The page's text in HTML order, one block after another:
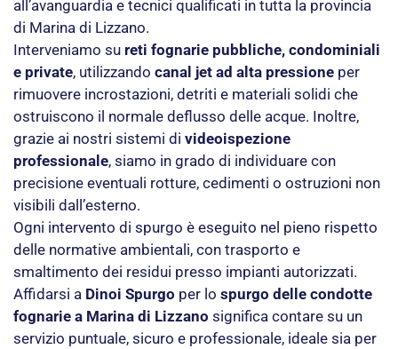
all’avanguardia e tecnici qualificati in tutta la provincia
di Marina di Lizzano.
Interveniamo su reti fognarie pubbliche, condominiali
e private, utilizzando canal jet ad alta pressione per
rimuovere incrostazioni, detriti e materiali solidi che
ostruiscono il normale deflusso delle acque. Inoltre,
grazie ai nostri sistemi di videoispezione
professionale, siamo in grado di individuare con
precisione eventuali rotture, cedimenti o ostruzioni non
visibili dall’esterno.
Ogni intervento di spurgo è eseguito nel pieno rispetto
delle normative ambientali, con trasporto e
smaltimento dei residui presso impianti autorizzati.
Affidarsi a Dinoi Spurgo per lo spurgo delle condotte
fognarie a Marina di Lizzano significa contare su un
servizio puntuale, sicuro e professionale, ideale sia per